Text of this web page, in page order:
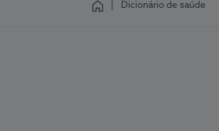
Dicionário de saúde